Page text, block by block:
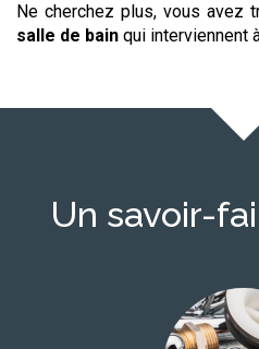
Ne cherchez plus, vous avez
salle de bain qui interviennent
Un savoir-